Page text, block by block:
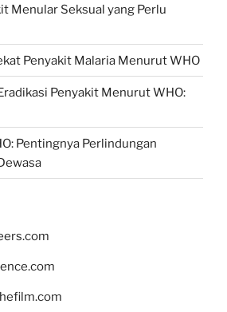
Menular Seksual yang Perlu
Penyakit Malaria Menurut WHO
Penyakit Menurut WHO:
Pentingnya Perlindungan